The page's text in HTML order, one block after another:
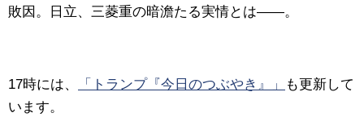
敗因。日立、三菱重の暗澹たる実情とは——。
17時には、 「トランプ『今日のつぶやき』」
も更新して
います。